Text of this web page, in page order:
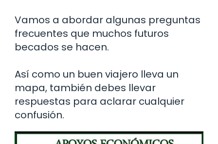
Vamos a abordar algunas preguntas
frecuentes que muchos futuros
becados se hacen.
Así como un buen viajero lleva un
mapa, también debes llevar
respuestas para aclarar cualquier
confusión.